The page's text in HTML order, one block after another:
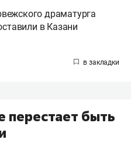
драматурга
в Казани
перестает быть